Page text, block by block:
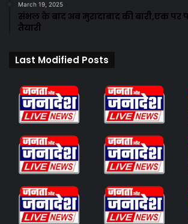
March 19, 2025
संभल के बाद अब मुरादाबाद की बारी,एक पर
तैयारी
Last Modified Posts